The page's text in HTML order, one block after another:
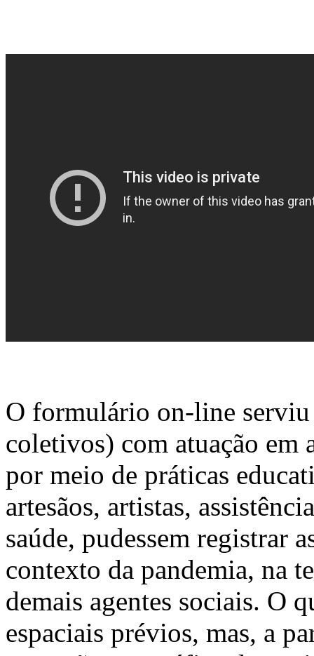
O formulário on-line
coletivos) com atuação em
por meio de práticas
artesãos, artistas,
saúde, pudessem registrar
contexto da pandemia, na
demais agentes sociais. O
espaciais prévios, mas, a